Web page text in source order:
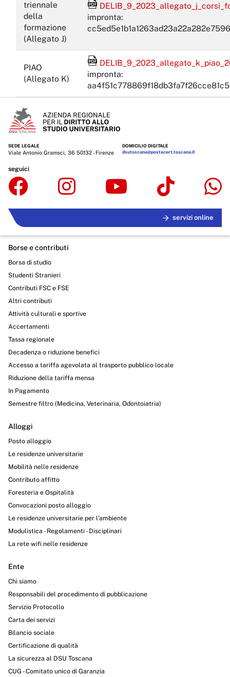
triennale
della
formazione
(Allegato J)
File Acrobat Reader
impronta:
PIAO
(Allegato K)
File Acrobat Reader
impronta:
SEDE LEGALE
Viale Antonio Gramsci, 36 50132 - Firenze
DOMICILIO DIGITALE
dsutoscana@postacert.toscana.it
seguici
servizi online
Borse e contributi
Borsa di studio
Studenti Stranieri
Contributi FSC e FSE
Altri contributi
Attività culturali e sportive
Accertamenti
Tassa regionale
Decadenza o riduzione benefici
Accesso a tariffa agevolata al trasporto pubblico locale
Riduzione della tariffa mensa
In Pagamento
Semestre filtro (Medicina, Veterinaria, Odontoiatria)
Alloggi
Posto alloggio
Le residenze universitarie
Mobilità nelle residenze
Contributo affitto
Foresteria e Ospitalità
Convocazioni posto alloggio
Le residenze universitarie per l’ambiente
Modulistica - Regolamenti - Disciplinari
La rete wifi nelle residenze
Ente
Chi siamo
Responsabili del procedimento di pubblicazione
Servizio Protocollo
Carta dei servizi
Bilancio sociale
Certificazione di qualità
La sicurezza al DSU Toscana
CUG - Comitato unico di Garanzia